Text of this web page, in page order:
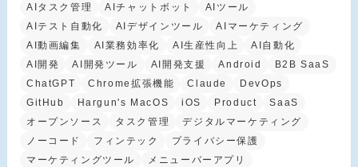
AIタスク管理
AIチャットボット
AIツール
AIテスト自動化
AIデザインツール
AIマーケティング
AI動画編集
AI業務効率化 AI生産性向上
AI自動化
AI開発
AI開発ツール AI開発支援 Android
B2B SaaS
ChatGPT
Chrome拡張機能 Claude
DevOps
GitHub
Hargun's MacOS iOS Product
SaaS
オープンソース
タスク管理
デジタルマーケティング
ノーコード
フィンテック
プライバシー保護
マーケティングツール
メニューバーアプリ